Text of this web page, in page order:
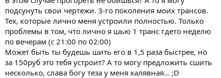
подсунуть свои чертежи. 3-го поколения моих трансов.
Тех, которые лично меня устроили полностью. Только
проблемы в том, что лично я шью 1 транс гдето неделю
по вечерам (с 21:00 по 02:00)
Может быть ты будешь шить его в 1,5 раза быстрее, но
за 150руб это тебя устроит? А то могу предложить сшить
несколько, слава богу теза у меня халявная... ;D